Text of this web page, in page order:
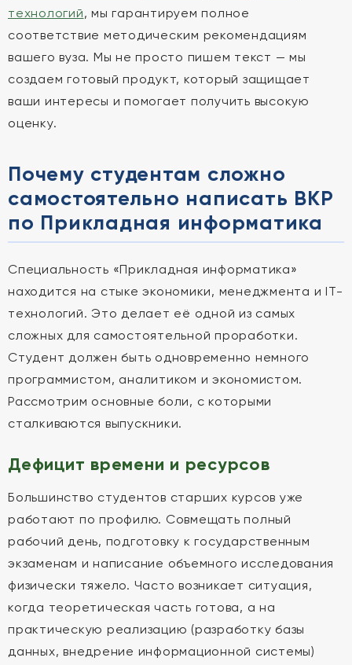
технологий, мы гарантируем полное
соответствие методическим рекомендациям
вашего вуза. Мы не просто пишем текст — мы
создаем готовый продукт, который защищает
ваши интересы и помогает получить высокую
оценку.
Почему студентам сложно
самостоятельно написать ВКР
по Прикладная информатика
Специальность «Прикладная информатика»
находится на стыке экономики, менеджмента и IT-
технологий. Это делает её одной из самых
сложных для самостоятельной проработки.
Студент должен быть одновременно немного
программистом, аналитиком и экономистом.
Рассмотрим основные боли, с которыми
сталкиваются выпускники.
Дефицит времени и ресурсов
Большинство студентов старших курсов уже
работают по профилю. Совмещать полный
рабочий день, подготовку к государственным
экзаменам и написание объемного исследования
физически тяжело. Часто возникает ситуация,
когда теоретическая часть готова, а на
практическую реализацию (разработку базы
данных, внедрение информационной системы)